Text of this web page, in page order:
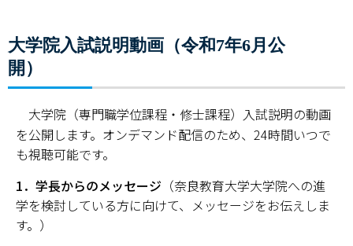
大学院入試説明動画（令和7年6月公
開）
大学院（専門職学位課程・修士課程）入試説明の動画
を公開します。オンデマンド配信のため、24時間いつで
も視聴可能です。
1．学長からのメッセージ （奈良教育大学大学院への進
学を検討している方に向けて、メッセージをお伝えしま
す。）